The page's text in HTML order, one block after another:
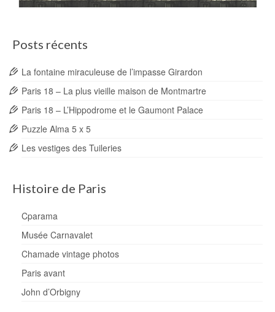
Posts récents
La fontaine miraculeuse de l’impasse Girardon
Paris 18 – La plus vieille maison de Montmartre
Paris 18 – L’Hippodrome et le Gaumont Palace
Puzzle Alma 5 x 5
Les vestiges des Tuileries
Histoire de Paris
Cparama
Musée Carnavalet
Chamade vintage photos
Paris avant
John d’Orbigny